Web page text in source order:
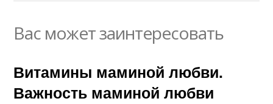
Вас может заинтересовать
Витамины маминой любви.
Важность маминой любви